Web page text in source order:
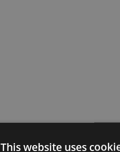
This website uses